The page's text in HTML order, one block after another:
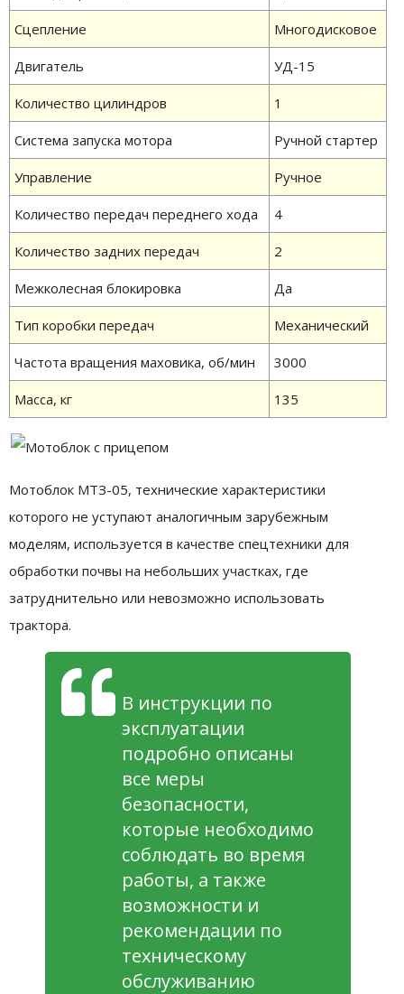
Сцепление Многодисковое
Двигатель УД-15
Количество цилиндров 1
Система запуска мотора Ручной стартер
Управление Ручное
Количество передач переднего хода 4
Количество задних передач 2
Межколесная блокировка Да
Тип коробки передач Механический
Частота вращения маховика, об/мин 3000
Масса, кг 135
Мотоблок МТЗ-05, технические характеристики
которого не уступают аналогичным зарубежным
моделям, используется в качестве спецтехники для
обработки почвы на небольших участках, где
затруднительно или невозможно использовать
трактора.
В инструкции по
эксплуатации
подробно описаны
все меры
безопасности,
которые необходимо
соблюдать во время
работы, а также
возможности и
рекомендации по
техническому
обслуживанию